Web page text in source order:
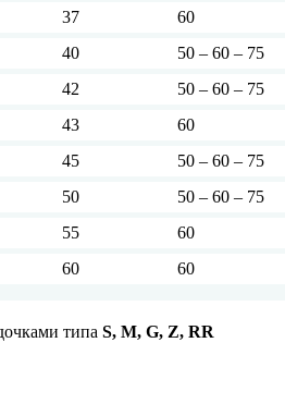
37
60
40
50 – 60 – 75
42
50 – 60 – 75
43
60
45
50 – 60 – 75
50
50 – 60 – 75
55
60
60 60
типа S, M, G, Z, RR